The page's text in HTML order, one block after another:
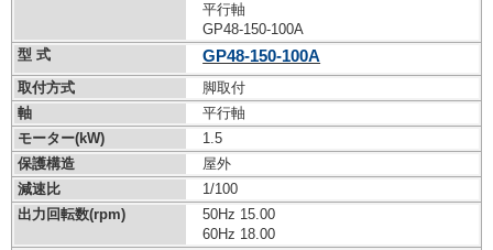
平行軸
GP48-150-100A
型 式
GP48-150-100A
取付方式
脚取付
軸
平行軸
モーター(kW)
1.5
保護構造
屋外
減速比
1/100
出力回転数(rpm)
50Hz 15.00
60Hz 18.00